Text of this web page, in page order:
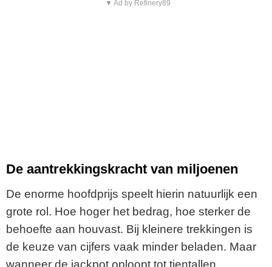
▼ Ad by Refinery89
De aantrekkingskracht van miljoenen
De enorme hoofdprijs speelt hierin natuurlijk een
grote rol. Hoe hoger het bedrag, hoe sterker de
behoefte aan houvast. Bij kleinere trekkingen is
de keuze van cijfers vaak minder beladen. Maar
wanneer de jackpot oploopt tot tientallen